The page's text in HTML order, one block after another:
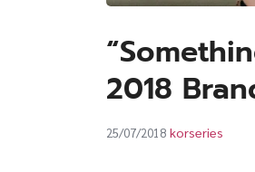
2018
25/07/2018 korseries